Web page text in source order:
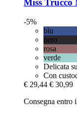
Miss Trucco
-5%
blu
nero
rosa
verde
Delicata
Con
€ 29,44 € 30,99
Consegna entro